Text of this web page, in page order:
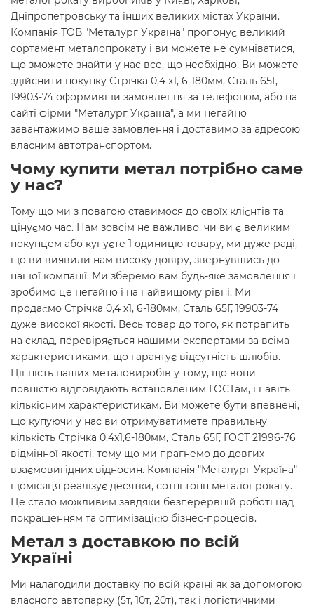
Дніпропетровську та інших великих містах України.
Компанія ТОВ "Металург Україна" пропонує великий
сортамент металопрокату і ви можете не сумніватися,
що зможете знайти у нас все, що необхідно. Ви можете
здійснити покупку Стрічка 0,4 х1, 6-180мм, Сталь 65Г,
19903-74 оформивши замовлення за телефоном, або на
сайті фірми "Металург Україна", а ми негайно
завантажимо ваше замовлення і доставимо за адресою
власним автотранспортом.
Чому купити метал потрібно саме
у нас?
Тому що ми з повагою ставимося до своїх клієнтів та
цінуємо час. Нам зовсім не важливо, чи ви є великим
покупцем або купуєте 1 одиницю товару, ми дуже раді,
що ви виявили нам високу довіру, звернувшись до
нашої компанії. Ми зберемо вам будь-яке замовлення і
зробимо це негайно і на найвищому рівні. Ми
продаємо Стрічка 0,4 х1, 6-180мм, Сталь 65Г, 19903-74
дуже високої якості. Весь товар до того, як потрапить
на склад, перевіряється нашими експертами за всіма
характеристиками, що гарантує відсутність шлюбів.
Цінність наших металовиробів у тому, що вони
повністю відповідають встановленим ГОСТам, і навіть
кількісним характеристикам. Ви можете бути впевнені,
що купуючи у нас ви отримуватимете правильну
кількість Стрічка 0,4х1,6-180мм, Сталь 65Г, ГОСТ 21996-76
відмінної якості, тому що ми прагнемо до довгих
взаємовигідних відносин. Компанія "Металург Україна"
щомісяця реалізує десятки, сотні тонн металопрокату.
Це стало можливим завдяки безперервній роботі над
покращенням та оптимізацією бізнес-процесів.
Метал з доставкою по всій
Україні
Ми налагодили доставку по всій країні як за допомогою
власного автопарку (5т, 10т, 20т), так і логістичними